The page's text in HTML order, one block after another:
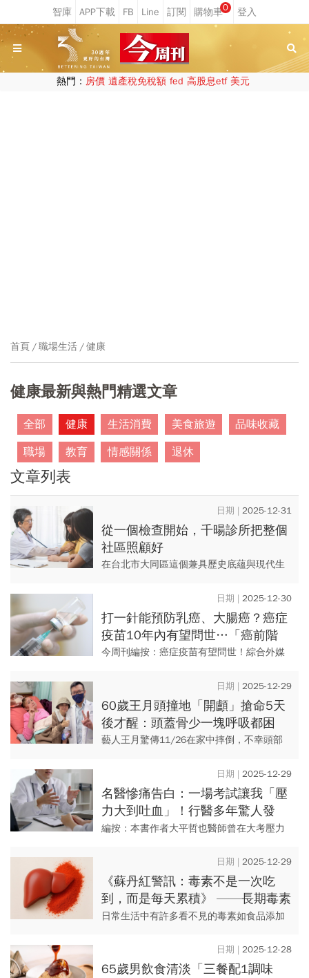
0
熱門： 房價 遺產稅免稅額 fed 高股息etf 美元
首頁 職場生活 健康
健康最新與熱門精選文章
全部 健康 生活消費 美食旅遊
品味收藏
職場
教育 情感關係 退休
文章列表
2025-12-31
從一個檢查開始，千暘診所把整個
社區照顧好
在台北市大同區這個兼具歷史底蘊與現代生
體健康」為核心使命，深耕大同區並服務鄰
近行政區，致力於提供連續、...
2025-12-30
打一針能預防乳癌、大腸癌？癌症
疫苗10年內有望問世…「癌前階
段」就介入，每年可救多少人？
今周刊編按：癌症疫苗有望問世！綜合外媒
史克（GSK）正在合作研發癌症疫苗，盼能
於癌細胞生成的前10~2...
2025-12-29
60歲王月頭撞地「開顱」搶命5天
後才醒：頭蓋骨少一塊呼吸都困
難…曝遺願「國修來接我」，撞到
藝人王月驚傳11/26在家中摔倒，不幸頭部
把血塊清除後在加護病房昏迷五天，直到
12/3才轉入一般病房。...
2025-12-29
名醫慘痛告白：一場考試讓我「壓
力大到吐血」！行醫多年驚人發
現：簡單2習慣，不花錢降血壓、
編按：本書作者大平哲也醫師曾在大考壓力
歷讓他轉向研究壓力如何影響健康。 他發
現，很多人壓力一大就...
2025-12-29
《蘇丹紅警訊：毒素不是一次吃
到，而是每天累積》 ——長期毒素
負荷如何悄悄提高肝癌風險？ 立達
日常生活中有許多看不見的毒素如食品添加
屬……這些物質最終都必須透過肝臟代謝與
清除。當毒素累積量與速度超過...
2025-12-28
65歲男飲食清淡「三餐配1調味